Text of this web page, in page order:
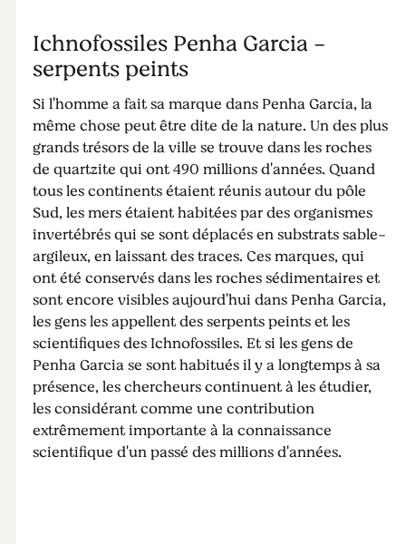
Ichnofossiles Penha Garcia -
serpents peints
Si l'homme a fait sa marque dans Penha Garcia, la
même chose peut être dite de la nature. Un des plus
grands trésors de la ville se trouve dans les roches
de quartzite qui ont 490 millions d'années. Quand
tous les continents étaient réunis autour du pôle
Sud, les mers étaient habitées par des organismes
invertébrés qui se sont déplacés en substrats sable-
argileux, en laissant des traces. Ces marques, qui
ont été conservés dans les roches sédimentaires et
sont encore visibles aujourd'hui dans Penha Garcia,
les gens les appellent des serpents peints et les
scientifiques des Ichnofossiles. Et si les gens de
Penha Garcia se sont habitués il y a longtemps à sa
présence, les chercheurs continuent à les étudier,
les considérant comme une contribution
extrêmement importante à la connaissance
scientifique d'un passé des millions d'années.